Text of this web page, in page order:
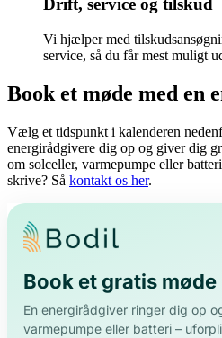
Drift, service og tilskud
Vi hjælper med
service, så du får mest muligt
Book et møde med en
Vælg et tidspunkt i kalenderen
energirådgivere dig op og giver dig
om solceller, varmepumpe eller
skrive? Så kontakt os her.